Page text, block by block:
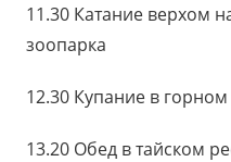
11.30 Катание верхом
зоопарка
12.30 Купание в
13.20 Обед в тайском